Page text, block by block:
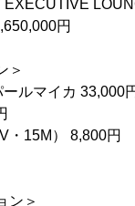
円
＞
ルマイカ 33,000
・15M） 8,800円
ン＞